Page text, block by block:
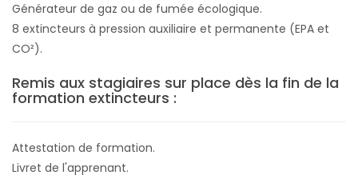
Générateur de gaz ou de fumée écologique.
8 extincteurs à pression auxiliaire et permanente (EPA et
CO²).
Remis aux stagiaires sur place dès la fin de la
formation extincteurs :
Attestation de formation.
Livret de l'apprenant.